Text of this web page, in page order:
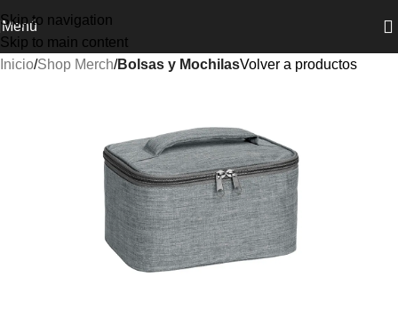
Skip to navigation
Skip to main content
Menú
Inicio Shop Merch Bolsas y MochilasVolver a productos